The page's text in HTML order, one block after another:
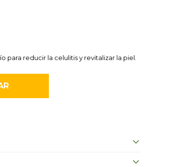
para reducir la celulitis y revitalizar la piel.